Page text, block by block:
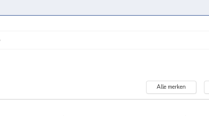
Alle merken